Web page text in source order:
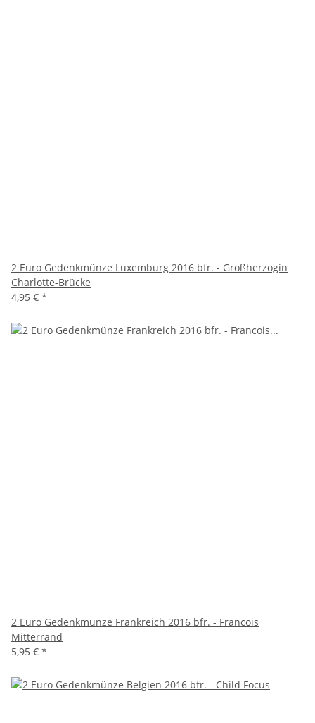
2 Euro Gedenkmünze Luxemburg 2016 bfr. - Großherzogin
Charlotte-Brücke
4,95 € *
2 Euro Gedenkmünze Frankreich 2016 bfr. - Francois
Mitterrand
5,95 € *